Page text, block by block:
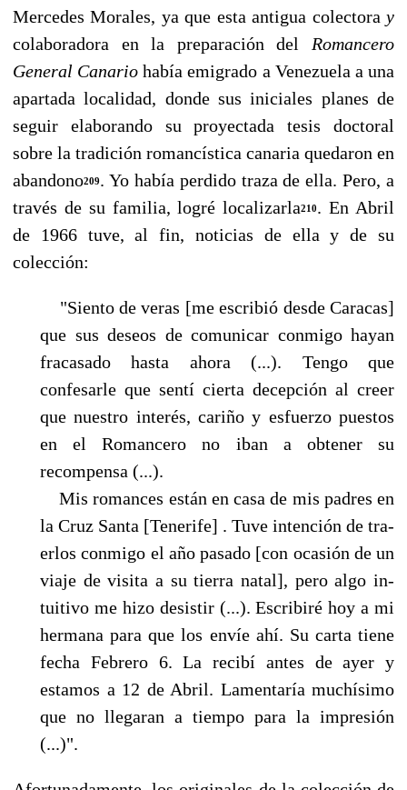
Mercedes Morales, ya que esta antigua colectora y
colaboradora en la prepara­ción del Romancero
General Canariohabía emigrado a Venezuela a una
apartada localidad, don­de sus iniciales planes de
seguir elaborando su proyectada tesis doctoral
sobre la tradición romancística canaria quedaron en
abandono209. Yo había perdido traza de ella. Pero, a
través de su familia, logré localizarla210. En Abril
de 1966 tuve, al fin, noticias de ella y de su
colección:
"Siento de veras [me escribió desde Caracas]
que sus deseos de comunicar conmigo hayan
fracasado hasta ahora (...). Tengo que
confesarle que sentí cierta decepción al creer
que nues­tro interés, cariño y esfuerzo puestos
en el Romancero no iban a obtener su
recompensa (...).
Mis romances están en casa de mis padres en
la Cruz Santa [Tenerife] . Tuve intención de tra­
erlos conmigo el año pasado [con ocasión de un
viaje de visita a su tierra natal], pero algo in­
tuitivo me hizo desistir (...). Escribiré hoy a mi
hermana para que los envíe ahí. Su carta tie­ne
fecha Febrero 6. La recibí antes de ayer y
estamos a 12 de Abril. Lamentaría muchísimo
que no llegaran a tiempo para la impresión
(...)".